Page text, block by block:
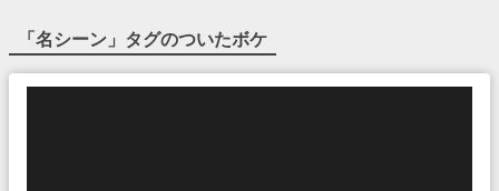
「名シーン 」タグのついたボケ